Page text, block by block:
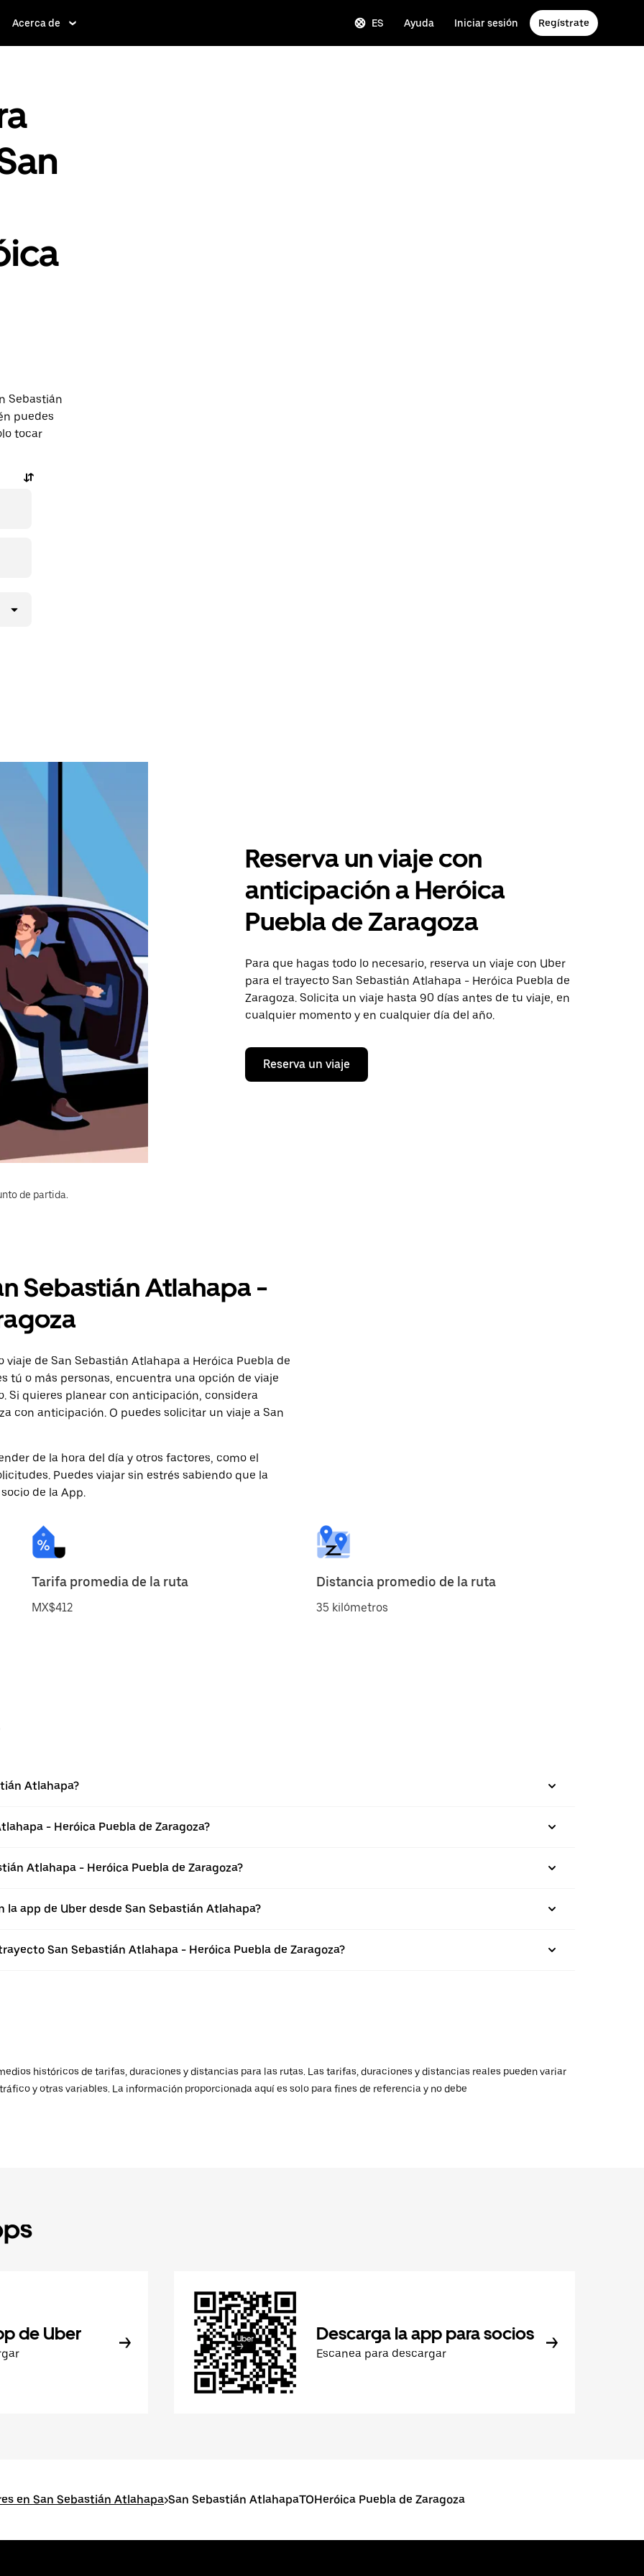
Acerca de ES Ayuda Iniciar sesión Regístrate
Sebastián
puedes
tocar
Reserva un viaje con
anticipación a Heróica
Puebla de Zaragoza
Para que hagas todo lo necesario, reserva un viaje con Uber
para el trayecto San Sebastián Atlahapa - Heróica Puebla de
Zaragoza. Solicita un viaje hasta 90 días antes de tu viaje, en
cualquier momento y en cualquier día del año.
Reserva un viaje
de partida.
Sebastián Atlahapa -
de San Sebastián Atlahapa a Heróica Puebla de
tú o más personas, encuentra una opción de viaje
Si quieres planear con anticipación, considera
con anticipación. O puedes solicitar un viaje a San
de la hora del día y otros factores, como el
Puedes viajar sin estrés sabiendo que la
de la App.
Tarifa promedia de la ruta
MX$412
Distancia promedio de la ruta
35 kilómetros
Atlahapa?
- Heróica Puebla de Zaragoza?
Atlahapa - Heróica Puebla de Zaragoza?
app de Uber desde San Sebastián Atlahapa?
San Sebastián Atlahapa - Heróica Puebla de Zaragoza?
históricos de tarifas, duraciones y distancias para las rutas. Las tarifas, duraciones y distancias reales pueden variar
y otras variables. La información proporcionada aquí es solo para fines de referencia y no debe
de Uber Descarga la app para socios
Escanea para descargar
en San Sebastián Atlahapa>San Sebastián AtlahapaTOHeróica Puebla de Zaragoza